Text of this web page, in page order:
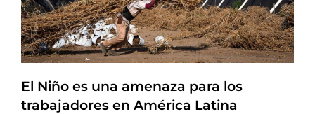
El Niño es una amenaza para los
trabajadores en América Latina